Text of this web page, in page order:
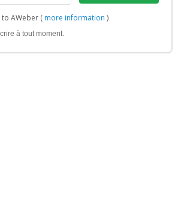
AWeber ( more information )
à tout moment.